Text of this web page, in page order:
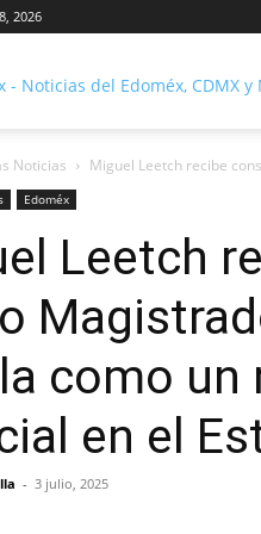
2026
Noticias Miguel Leetch recibe
Edoméx
Leetch
como un
en el
- 3 julio, 2025